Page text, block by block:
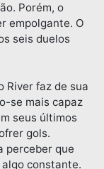
Porém, o
empolgante. O
seis duelos
River faz de sua
se mais capaz
seus últimos
gols.
perceber que
constante.